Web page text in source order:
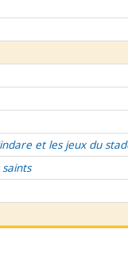
et les jeux du